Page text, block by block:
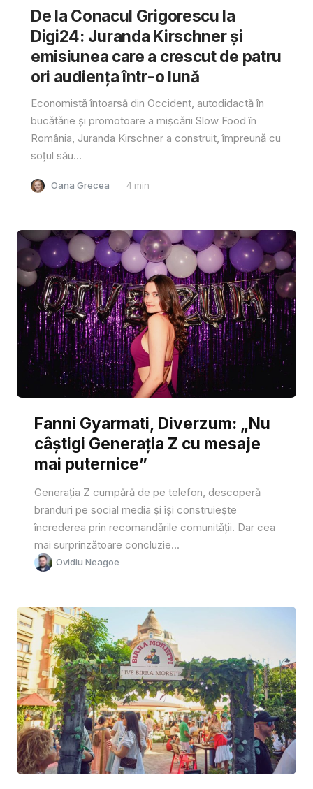
De la Conacul Grigorescu la
Digi24: Juranda Kirschner și
emisiunea care a crescut de patru
ori audiența într-o lună
Economistă întoarsă din Occident, autodidactă în
bucătărie și promotoare a mișcării Slow Food în
România, Juranda Kirschner a construit, împreună cu
soțul său...
Oana Grecea 4 min
Fanni Gyarmati, Diverzum: „Nu
câștigi Generația Z cu mesaje
mai puternice”
Generația Z cumpără de pe telefon, descoperă
branduri pe social media și își construiește
încrederea prin recomandările comunității. Dar cea
mai surprinzătoare concluzie...
Ovidiu Neagoe